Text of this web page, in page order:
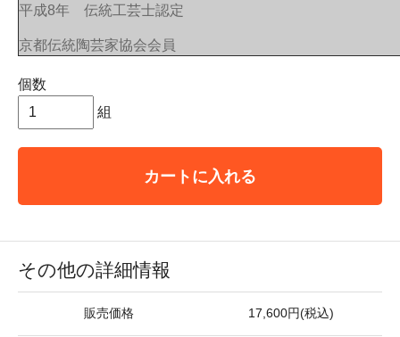
平成8年 伝統工芸士認定
京都伝統陶芸家協会会員
個数
組
カートに入れる
その他の詳細情報
販売価格 17,600円(税込)